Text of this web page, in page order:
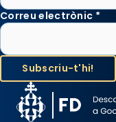
Correu electrònic *